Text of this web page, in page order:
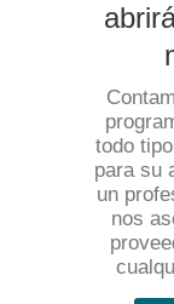
todo
para su
un
nos